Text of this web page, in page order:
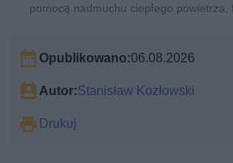
pomocą nadmuchu ciepłego powietrza,
Opublikowano:06.08.2026
Autor:Stanisław Kozłowski
Drukuj